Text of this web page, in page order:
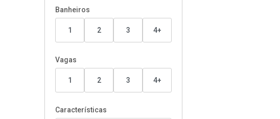
Banheiros
1 2 3 4+
Vagas
1 2 3 4+
Características